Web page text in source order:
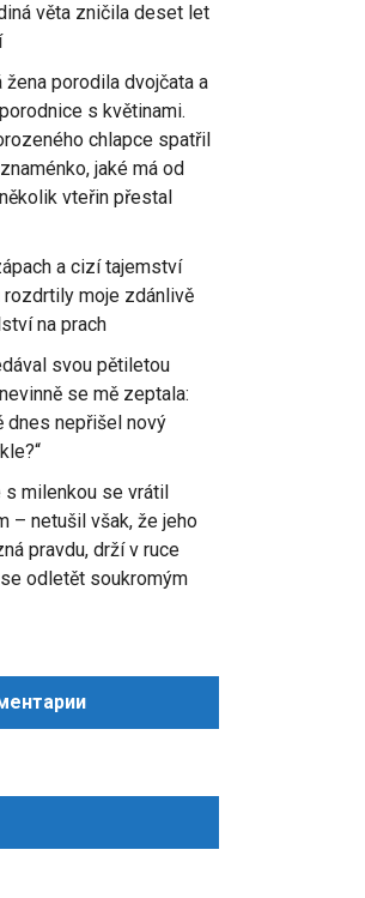
věta zničila deset let
porodila dvojčata a
s květinami.
chlapce spatřil
jaké má od
vteřin přestal
a cizí tajemství
rozdrtily moje zdánlivě
na prach
svou pětiletou
se mě zeptala:
dnes nepřišel nový
s milenkou se vrátil
– netušil však, že jeho
pravdu, drží v ruce
odletět soukromým